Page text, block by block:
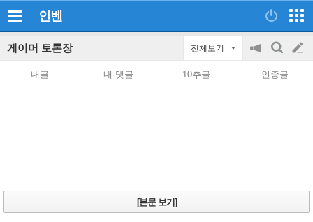
인벤
게이머 토론장 전체보기
공
on/off
검
색
글
쓰
내글 내 댓글 10추글 인증글
[본문 보기]